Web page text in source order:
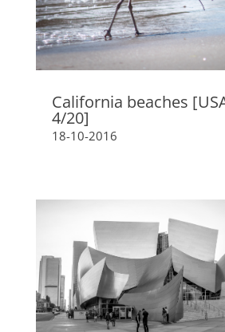
California beaches
4/20]
18-10-2016